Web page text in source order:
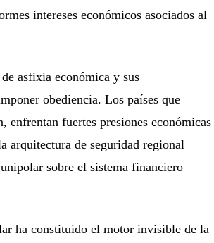
intereses económicos asociados al
asfixia económica y sus
obediencia. Los países que
enfrentan fuertes presiones económicas
arquitectura de seguridad regional
sobre el sistema financiero
ha constituido el motor invisible de la